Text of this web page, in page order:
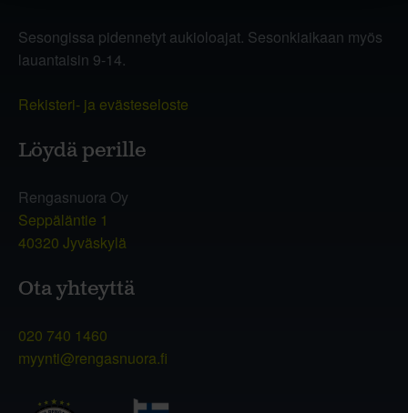
Sesongissa pidennetyt aukioloajat. Sesonkiaikaan myös
lauantaisin 9-14.
Rekisteri- ja evästeseloste
Löydä perille
Rengasnuora Oy
Seppäläntie 1
40320 Jyväskylä
Ota yhteyttä
020 740 1460
myynti@rengasnuora.fi